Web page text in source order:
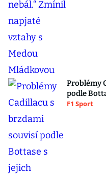
Problémy
podle
F1 Sport